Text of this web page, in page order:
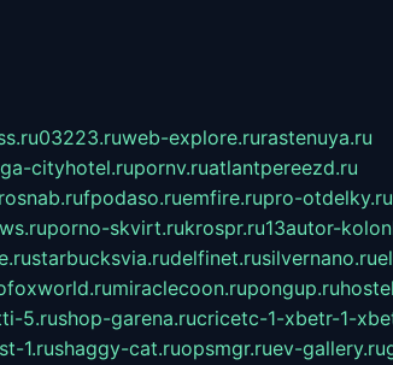
03223.ruweb-explore.rurastenuya.ru
cityhotel.rupornv.ruatlantpereezd.ru
fpodaso.ruemfire.rupro-otdelky.ru
porno-skvirt.rukrospr.ru13autor-
starbucksvia.rudelfinet.rusilvernano.ru
miraclecoon.rupongup.ru
5.rushop-garena.rucricetc-1-xbetr-1-
1.rushaggy-cat.ruopsmgr.ruev-gallery.ru